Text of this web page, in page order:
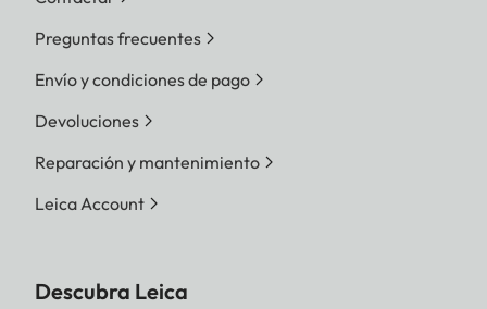
Preguntas frecuentes
Envío y condiciones de pago
Devoluciones
Reparación y mantenimiento
Leica Account
Descubra Leica